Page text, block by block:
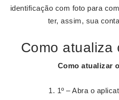
identificação com foto para
ter, assim, sua
Como atualiza
Como atualizar
1º – Abra o